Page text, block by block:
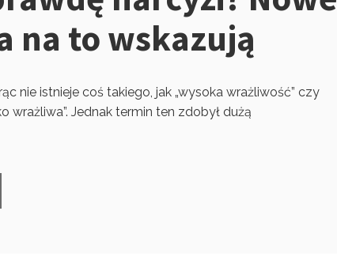
na to wskazują
nie istnieje coś takiego, jak „wysoka wrażliwość” czy
wrażliwa”. Jednak termin ten zdobył dużą